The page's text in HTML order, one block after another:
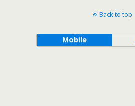
Back to top
Mobile